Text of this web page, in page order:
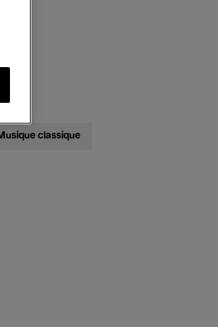
classique